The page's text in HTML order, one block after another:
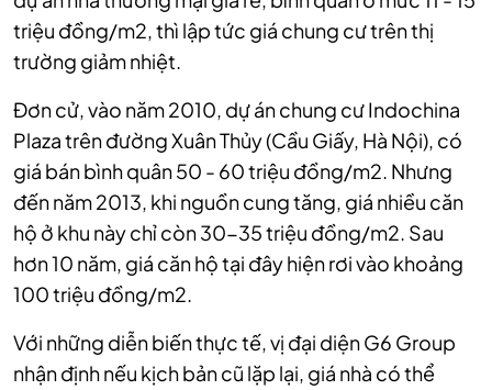
triệu đồng/m2, thì lập tức giá chung cư trên thị
trường giảm nhiệt.
Đơn cử, vào năm 2010, dự án chung cư Indochina
Plaza trên đường Xuân Thủy (Cầu Giấy, Hà Nội), có
giá bán bình quân 50 - 60 triệu đồng/m2. Nhưng
đến năm 2013, khi nguồn cung tăng, giá nhiều căn
hộ ở khu này chỉ còn 30-35 triệu đồng/m2. Sau
hơn 10 năm, giá căn hộ tại đây hiện rơi vào khoảng
100 triệu đồng/m2.
Với những diễn biến thực tế, vị đại diện G6 Group
nhận định nếu kịch bản cũ lặp lại, giá nhà có thể